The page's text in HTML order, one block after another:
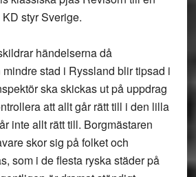
styr Sverige.
händelserna då
stad i Ryssland blir tipsad i
ska skickas ut på uppdrag
att allt går rätt till i den lilla
inte allt rätt till. Borgmästaren
skor sig på folket och
som i de flesta ryska städer på